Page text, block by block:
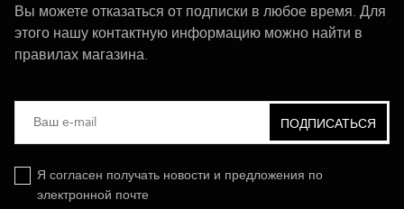
Вы можете отказаться от подписки в любое время. Для
этого нашу контактную информацию можно найти в
правилах магазина.
Я согласен получать новости и предложения по
электронной почте